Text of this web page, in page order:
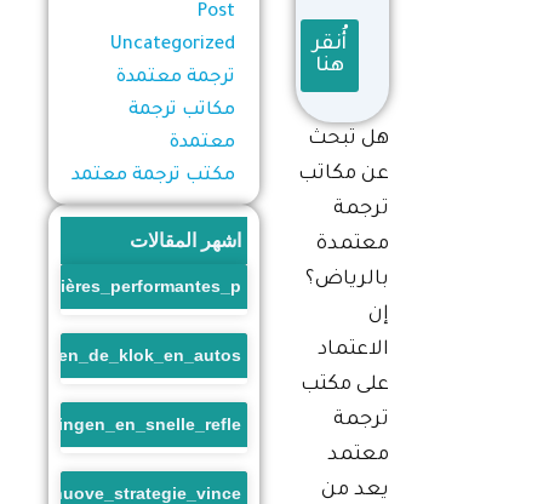
أُنقر
هنا
هل تبحث
عن مكاتب
ترجمة
معتمدة
بالرياض؟
إن
الاعتماد
على مكتب
ترجمة
معتمد
يعد من
Post
Uncategorized
ترجمة معتمدة
مكاتب ترجمة
معتمدة
مكتب ترجمة معتمد
اشهر المقالات